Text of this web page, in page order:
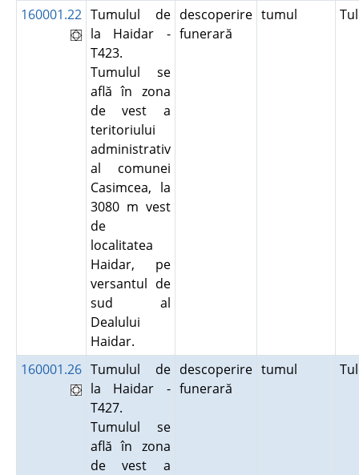
160001.22 Tumulul de
la Haidar -
T423.
Tumulul se
află în zona
de vest a
teritoriului
administrativ
al comunei
Casimcea, la
3080 m vest
de
localitatea
Haidar, pe
versantul de
sud al
Dealului
Haidar.
descoperire
funerară
tumul
160001.26 Tumulul de
la Haidar -
T427.
Tumulul se
află în zona
de vest a
descoperire
funerară
tumul